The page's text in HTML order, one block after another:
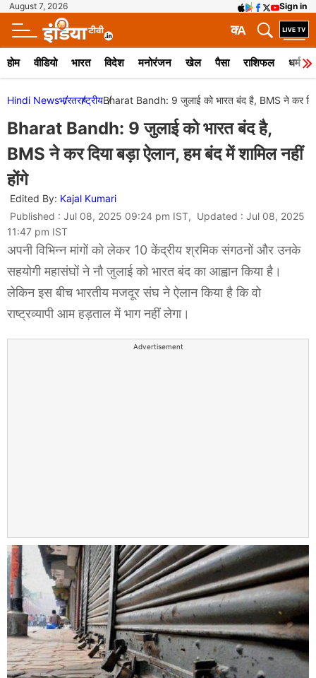
August 7, 2026 Sign in
A
क
होम वीडियो भारत विदेश मनोरंजन खेल पैसा राशिफल धर्म
Hindi Newsभारतराष्ट्रीयBharat Bandh: 9 जुलाई को भारत बंद है, BMS ने कर
Bharat Bandh: 9 जुलाई को भारत बंद है,
BMS ने कर दिया बड़ा ऐलान, हम बंद में शामिल नहीं
होंगे
Edited By: Kajal Kumari
Published : Jul 08, 2025 09:24 pm IST, Updated : Jul 08, 2025
11:47 pm IST
अपनी विभिन्न मांगों को लेकर 10 केंद्रीय श्रमिक संगठनों और उनके
सहयोगी महासंघों ने नौ जुलाई को भारत बंद का आह्वान किया है।
लेकिन इस बीच भारतीय मजदूर संघ ने ऐलान किया है कि वो
राष्ट्रव्यापी आम हड़ताल में भाग नहीं लेगा।
Advertisement